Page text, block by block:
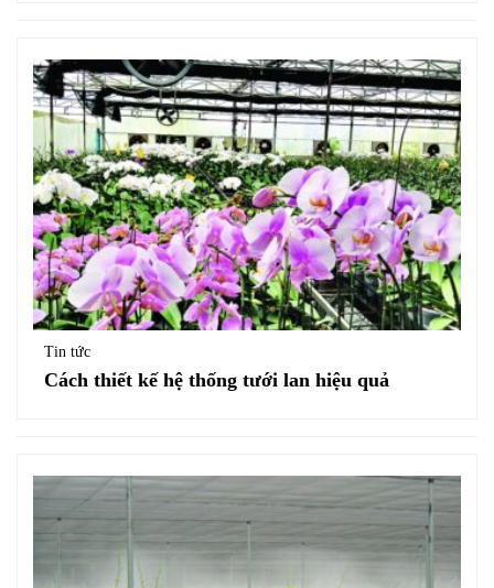
Tin tức
Cách thiết kế hệ thống tưới lan hiệu quả